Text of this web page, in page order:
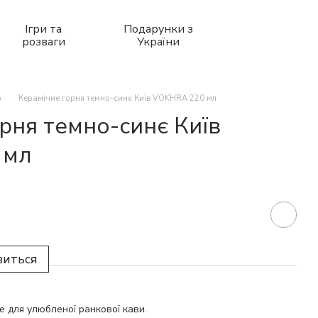
Ігри та
розваги
Подарунки з
України
Керамічне горня темно-синє Київ VOKHRA 220 мл
темно-синє Київ
для улюбленої ранкової кави.